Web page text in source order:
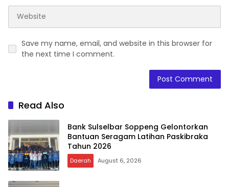
Save my name, email, and website in this browser for
the next time I comment.
Read Also
Bank Sulselbar Soppeng Gelontorkan
Bantuan Seragam Latihan Paskibraka
Tahun 2026
Daerah August 6, 2026